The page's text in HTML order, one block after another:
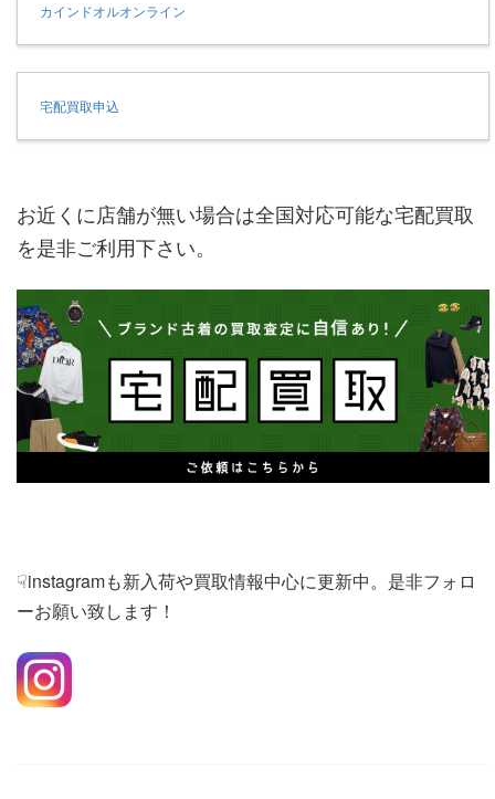
カインドオルオンライン
宅配買取申込
お近くに店舗が無い場合は全国対応可能な宅配買取
を是非ご利用下さい。
☟instagramも新入荷や買取情報中心に更新中。是非フォロ
ーお願い致します！